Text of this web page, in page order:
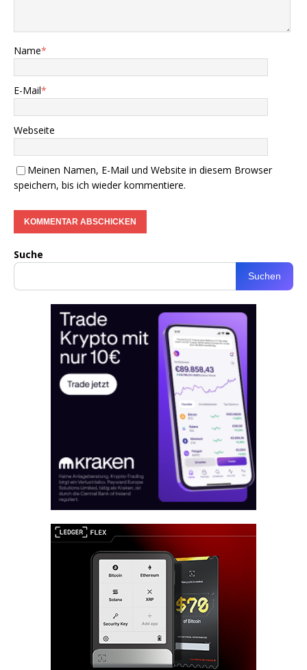
Name*
E-Mail*
Webseite
Meinen Namen, E-Mail und Website in diesem Browser
speichern, bis ich wieder kommentiere.
Suche
Suchen